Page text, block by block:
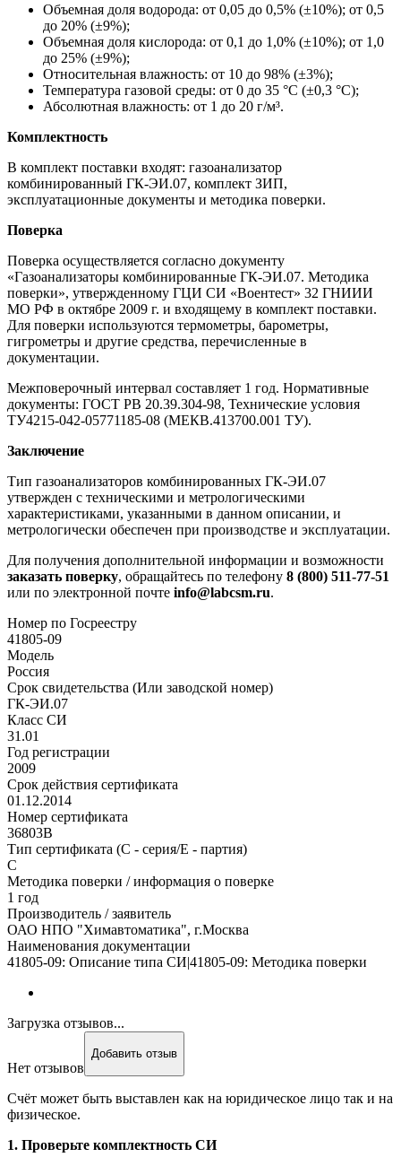
Объемная доля водорода: от 0,05 до 0,5% (±10%); от 0,5
до 20% (±9%);
Объемная доля кислорода: от 0,1 до 1,0% (±10%); от 1,0
до 25% (±9%);
Относительная влажность: от 10 до 98% (±3%);
Температура газовой среды: от 0 до 35 °C (±0,3 °C);
Абсолютная влажность: от 1 до 20 г/м³.
Комплектность
В комплект поставки входят: газоанализатор
комбинированный ГК-ЭИ.07, комплект ЗИП,
эксплуатационные документы и методика поверки.
Поверка
Поверка осуществляется согласно документу
«Газоанализаторы комбинированные ГК-ЭИ.07. Методика
поверки», утвержденному ГЦИ СИ «Воентест» 32 ГНИИИ
МО РФ в октябре 2009 г. и входящему в комплект поставки.
Для поверки используются термометры, барометры,
гигрометры и другие средства, перечисленные в
документации.
Межповерочный интервал составляет 1 год. Нормативные
документы: ГОСТ РВ 20.39.304-98, Технические условия
ТУ4215-042-05771185-08 (МЕКВ.413700.001 ТУ).
Заключение
Тип газоанализаторов комбинированных ГК-ЭИ.07
утвержден с техническими и метрологическими
характеристиками, указанными в данном описании, и
метрологически обеспечен при производстве и эксплуатации.
Для получения дополнительной информации и возможности
заказать поверку, обращайтесь по телефону 8 (800) 511-77-51
или по электронной почте info@labcsm.ru.
Номер по Госреестру
41805-09
Модель
Россия
Срок свидетельства (Или заводской номер)
ГК-ЭИ.07
Класс СИ
31.01
Год регистрации
2009
Срок действия сертификата
01.12.2014
Номер сертификата
36803В
Тип сертификата (C - серия/E - партия)
С
Методика поверки / информация о поверке
1 год
Производитель / заявитель
ОАО НПО "Химавтоматика", г.Москва
Наименования документации
41805-09: Описание типа СИ|41805-09: Методика поверки
Загрузка отзывов...
Нет отзывов
Добавить отзыв
Счёт может быть выставлен как на юридическое лицо так и на
физическое.
1. Проверьте комплектность СИ